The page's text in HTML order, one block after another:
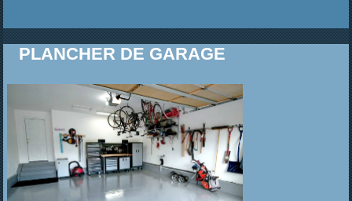
PLANCHER DE GARAGE